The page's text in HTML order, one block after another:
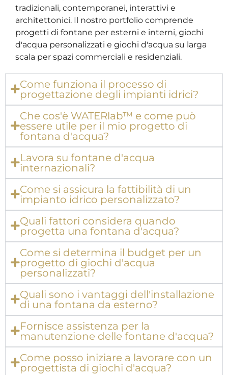
tradizionali, contemporanei, interattivi e
architettonici. Il nostro portfolio comprende
progetti di fontane per esterni e interni, giochi
d'acqua personalizzati e giochi d'acqua su larga
scala per spazi commerciali e residenziali.
Come funziona il processo di
progettazione degli impianti idrici?
Che cos'è WATERlab™ e come può
essere utile per il mio progetto di
fontana d'acqua?
Lavora su fontane d'acqua
internazionali?
Come si assicura la fattibilità di un
impianto idrico personalizzato?
Quali fattori considera quando
progetta una fontana d'acqua?
Come si determina il budget per un
progetto di giochi d'acqua
personalizzati?
Quali sono i vantaggi dell'installazione
di una fontana da esterno?
Fornisce assistenza per la
manutenzione delle fontane d'acqua?
Come posso iniziare a lavorare con un
progettista di giochi d'acqua?